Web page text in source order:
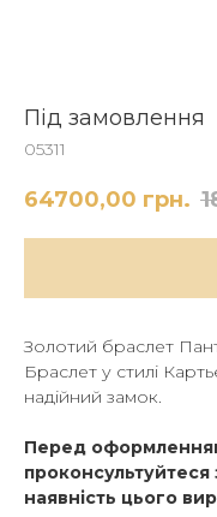
Під замовлення
05311
64700,00 грн.
Золотий браслет
Браслет у стилі
надійний замок.
Перед
наявність цього